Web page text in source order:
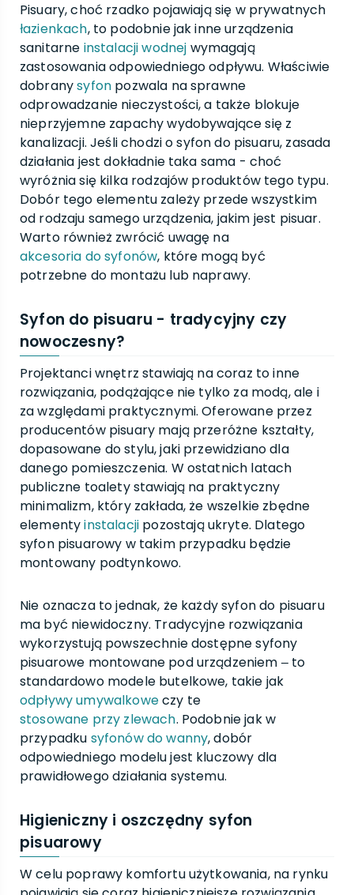
Pisuary, choć rzadko pojawiają się w prywatnych
łazienkach, to podobnie jak inne urządzenia
sanitarne instalacji wodnej wymagają
zastosowania odpowiedniego odpływu. Właściwie
dobranysyfon pozwala na sprawne
odprowadzanie nieczystości, a także blokuje
nieprzyjemne zapachy wydobywające się z
kanalizacji. Jeśli chodzi o syfon do pisuaru, zasada
działania jest dokładnie taka sama - choć
wyróżnia się kilka rodzajów produktów tego typu.
Dobór tego elementu zależy przede wszystkim
od rodzaju samego urządzenia, jakim jest pisuar.
Warto również zwrócić uwagę na
akcesoria do syfonów, które mogą być
potrzebne do montażu lub naprawy.
Syfon do pisuaru - tradycyjny czy
nowoczesny?
Projektanci wnętrz stawiają na coraz to inne
rozwiązania, podążające nie tylko za modą, ale i
za względami praktycznymi. Oferowane przez
producentów pisuary mają przeróżne kształty,
dopasowane do stylu, jaki przewidziano dla
danego pomieszczenia. W ostatnich latach
publiczne toalety stawiają na praktyczny
minimalizm, który zakłada, że wszelkie zbędne
elementyinstalacji pozostają ukryte. Dlatego
syfon pisuarowy w takim przypadku będzie
montowany podtynkowo.
Nie oznacza to jednak, że każdy syfon do pisuaru
ma być niewidoczny. Tradycyjne rozwiązania
wykorzystują powszechnie dostępne syfony
pisuarowe montowane pod urządzeniem ‒ to
standardowo modele butelkowe, takie jak
odpływy umywalkoweczy te
stosowane przy zlewach. Podobnie jak w
przypadku syfonów do wanny, dobór
odpowiedniego modelu jest kluczowy dla
prawidłowego działania systemu.
Higieniczny i oszczędny syfon
pisuarowy
W celu poprawy komfortu użytkowania, na rynku